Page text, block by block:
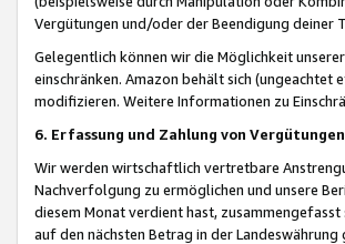
Vergütungen und/oder der Beendigung deiner
Gelegentlich können wir die Möglichkeit
einschränken. Amazon behält sich (ungeachtet
modifizieren. Weitere Informationen zu
6. Erfassung und Zahlung von Vergütungen
Wir werden wirtschaftlich vertretbare
Nachverfolgung zu ermöglichen und unsere
diesem Monat verdient hast,
auf den nächsten Betrag in der